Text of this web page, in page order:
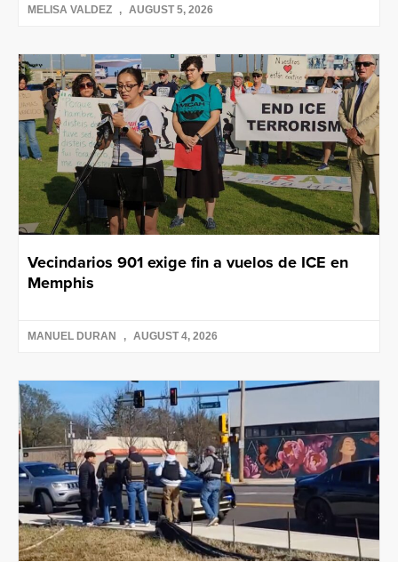
MELISA VALDEZ AUGUST 5, 2026
Vecindarios 901 exige fin a vuelos de ICE en
Memphis
MANUEL DURAN AUGUST 4, 2026